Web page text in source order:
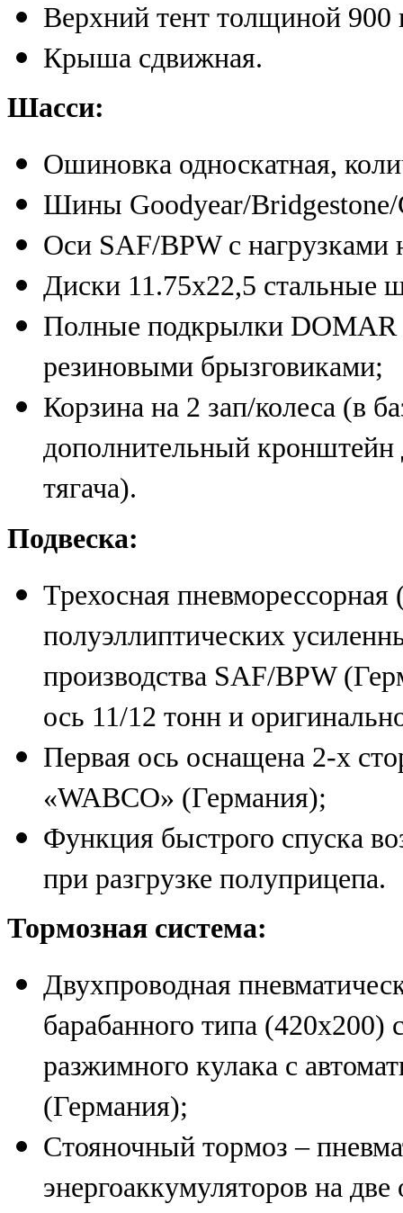
Верхний тент толщиной 900
Крыша сдвижная.
Шасси:
Ошиновка односкатная,
Шины Goodyear/Bridgestone/
Оси SAF/BPW с нагрузками
Диски 11.75х22,5 стальные
Полные подкрылки DOMAR
резиновыми брызговиками;
Корзина на 2 зап/колеса (в
дополнительный кронштейн
тягача).
Подвеска:
Трехосная пневморессорная
полуэллиптических
производства SAF/BPW
ось 11/12 тонн и
Первая ось оснащена 2-х
«WABCO» (Германия);
Функция быстрого спуска
при разгрузке полуприцепа.
Тормозная система:
Двухпроводная
барабанного типа (420х200)
разжимного кулака с
(Германия);
Стояночный тормоз –
энергоаккумуляторов на две